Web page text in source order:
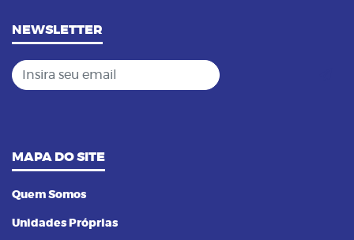
NEWSLETTER
Insira seu email
MAPA DO SITE
Quem Somos
Unidades Próprias